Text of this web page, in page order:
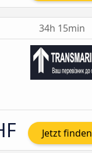
34h 15min
Jetzt finden